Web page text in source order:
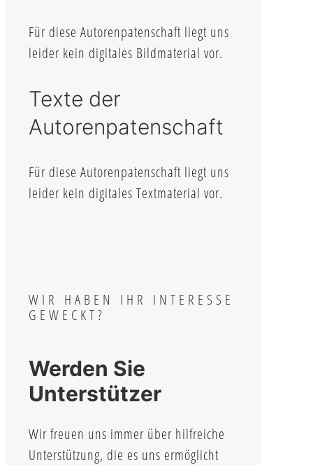
Für diese Autorenpatenschaft liegt uns
leider kein digitales Bildmaterial vor.
Texte der
Autorenpatenschaft
Für diese Autorenpatenschaft liegt uns
leider kein digitales Textmaterial vor.
WIR HABEN IHR INTERESSE
GEWECKT?
Werden Sie
Unterstützer
Wir freuen uns immer über hilfreiche
Unterstützung, die es uns ermöglicht